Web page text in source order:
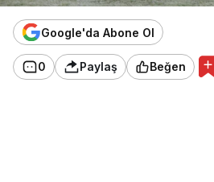
Google'da Abone Ol
0 Paylaş Beğen